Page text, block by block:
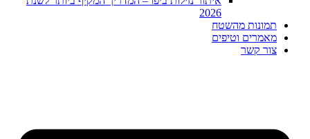
2026
תמונות מהשטח
מאמרים וטיפים
צור קשר